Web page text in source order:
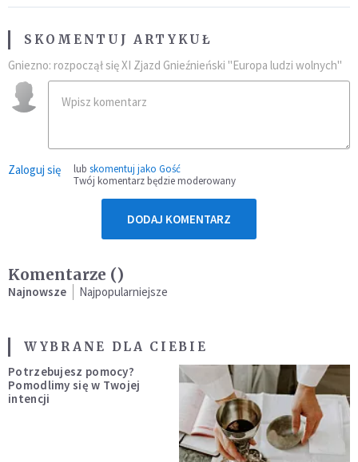
SKOMENTUJ ARTYKUŁ
Gniezno: rozpoczął się XI Zjazd Gnieźnieński "Europa ludzi wolnych"
Zaloguj się lub skomentuj jako Gość
Twój komentarz będzie moderowany
DODAJ KOMENTARZ
Komentarze ()
Najnowsze Najpopularniejsze
WYBRANE DLA CIEBIE
Potrzebujesz pomocy?
Pomodlimy się w Twojej
intencji